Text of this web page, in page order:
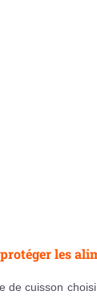
les
de cuisson